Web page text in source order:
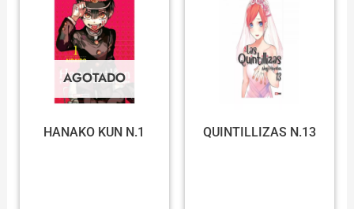
AGOTADO
HANAKO KUN N.1 QUINTILLIZAS N.13